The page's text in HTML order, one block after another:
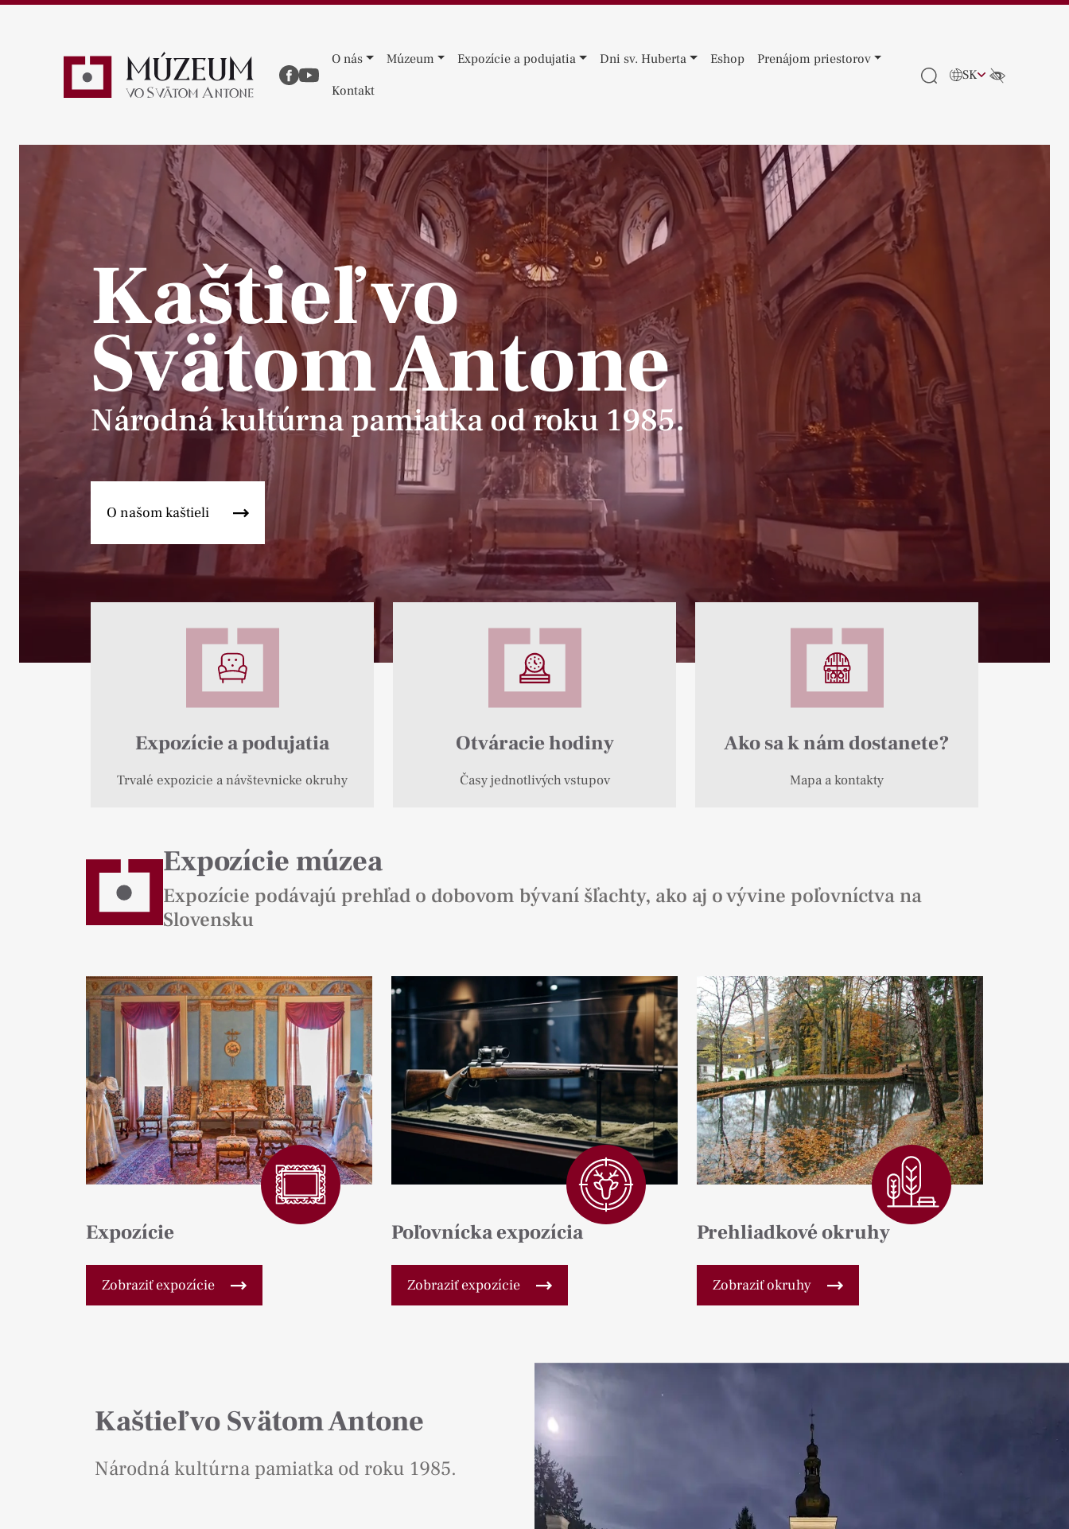
O nás Múzeum Expozície a podujatia Dni sv. Huberta Eshop
Prenájom priestorov
Kontakt
SK
Kaštieľ vo
Svätom Antone
Národná kultúrna pamiatka od roku 1985.
O našom kaštieli
Expozície a podujatia
Trvalé expozicie a návštevnicke okruhy
Otváracie hodiny
Časy jednotlivých vstupov
Ako sa k nám dostanete?
Mapa a kontakty
Expozície múzea
Expozície podávajú prehľad o dobovom bývaní šľachty, ako aj o vývine poľovníctva na
Slovensku
Expozície
Zobraziť expozície
Poľovnícka expozícia
Zobraziť expozície
Prehliadkové okruhy
Zobraziť okruhy
Kaštieľ vo Svätom Antone
Národná kultúrna pamiatka od roku 1985.